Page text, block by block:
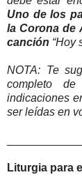
Uno de los
la Corona de
canción “Hoy
NOTA: Te
completo
indicaciones
ser leídas en
Liturgia para